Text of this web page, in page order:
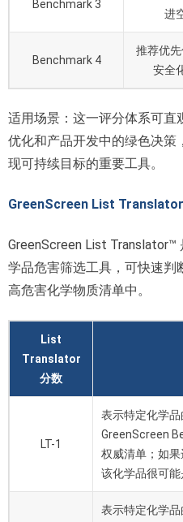
Benchmark 3
进
Benchmark 4
推荐优
安全
适用场景：这一评分体系可直
优化和产品开发中的绿色决策
现可持续目标的重要工具。
GreenScreen List
GreenScreen List
学品危害筛选工具，可快速
高危害化学物质清单中。
List
Translator
分数
LT-1
表示特定化学
GreenScreen
权威清单；如果
该化学品很可能
表示特定化学